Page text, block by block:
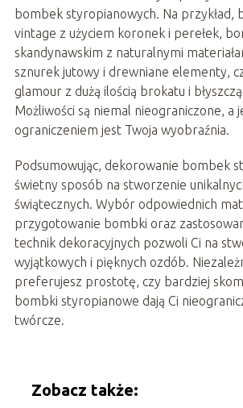
bombek styropianowych. Na przykład,
vintage z użyciem koronek i perełek,
skandynawskim z naturalnymi
sznurek jutowy i drewniane elementy,
glamour z dużą ilością brokatu i
Możliwości są niemal nieograniczone, a
ograniczeniem jest Twoja wyobraźnia.
Podsumowując, dekorowanie bombek
świetny sposób na stworzenie
świątecznych. Wybór odpowiednich
przygotowanie bombki oraz
technik dekoracyjnych pozwoli Ci na
wyjątkowych i pięknych ozdób.
preferujesz prostotę, czy bardziej
bombki styropianowe dają Ci
twórcze.
Zobacz także: